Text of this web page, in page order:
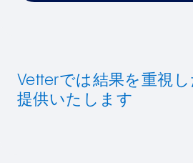
Vetterでは結果を重視
提供いたします